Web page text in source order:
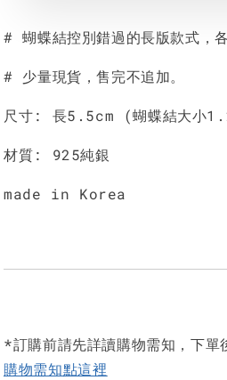
# 蝴蝶結控別錯過的長版款式，
# 少量現貨，售完不追加。
尺寸: 長5.5cm (蝴蝶結大小
材質: 925純銀
made in Korea
*訂購前請先詳讀購物需知，下單
購物需知點這裡